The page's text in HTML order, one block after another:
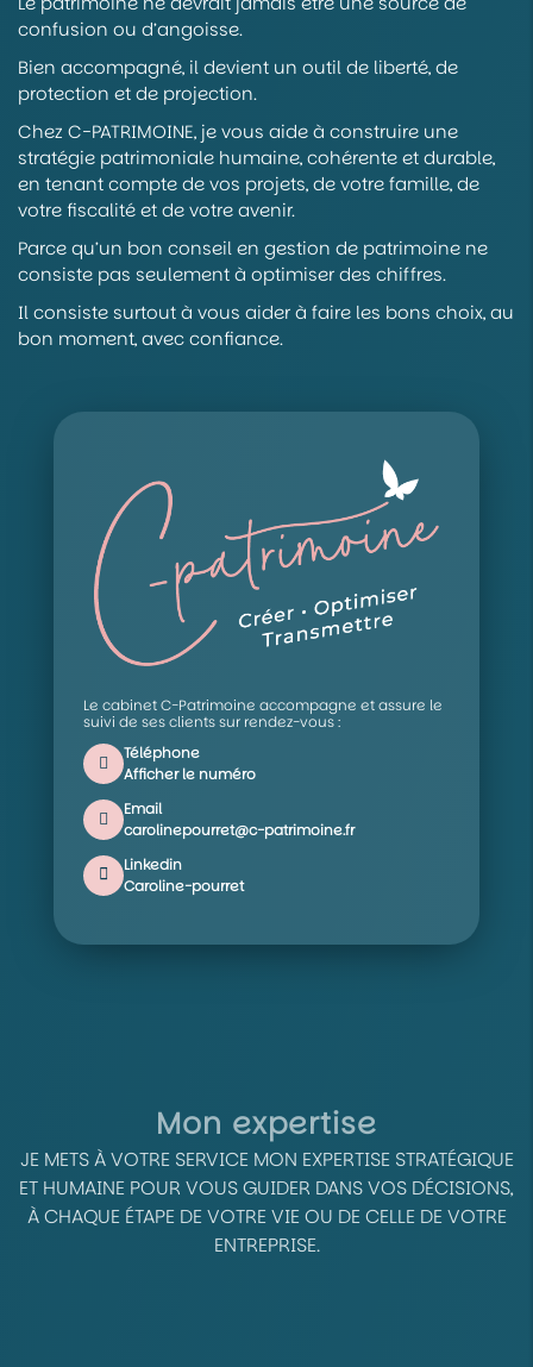
confusion ou d’angoisse.
Bien accompagné, il devient un outil de liberté, de
protection et de projection.
Chez C-PATRIMOINE, je vous aide à construire une
stratégie patrimoniale humaine, cohérente et durable,
en tenant compte de vos projets, de votre famille, de
votre fiscalité et de votre avenir.
Parce qu’un bon conseil en gestion de patrimoine ne
consiste pas seulement à optimiser des chiffres.
Il consiste surtout à vous aider à faire les bons choix, au
bon moment, avec confiance.
Le cabinet C-Patrimoine accompagne et assure le
suivi de ses clients sur rendez-vous :
Téléphone
Afficher le numéro
Email
carolinepourret@c-patrimoine.fr
Linkedin
Caroline-pourret
Mon expertise
JE METS À VOTRE SERVICE MON EXPERTISE STRATÉGIQUE
ET HUMAINE POUR VOUS GUIDER DANS VOS DÉCISIONS,
À CHAQUE ÉTAPE DE VOTRE VIE OU DE CELLE DE VOTRE
ENTREPRISE.